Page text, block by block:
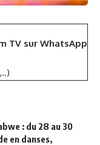
TV sur WhatsApp
: du 28 au 30
en danses,